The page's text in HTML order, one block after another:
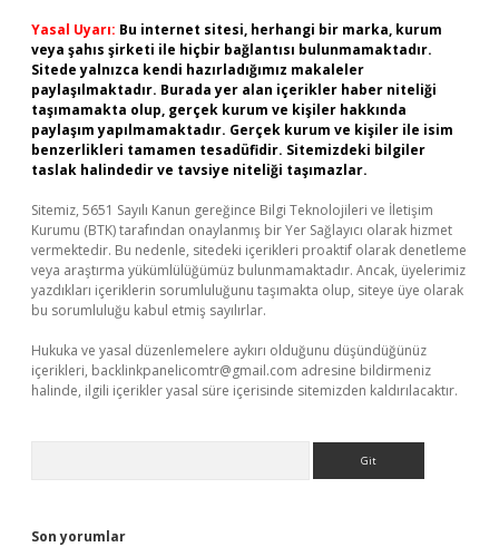
Yasal Uyarı: Bu internet sitesi, herhangi bir marka, kurum
veya şahıs şirketi ile hiçbir bağlantısı bulunmamaktadır.
Sitede yalnızca kendi hazırladığımız makaleler
paylaşılmaktadır. Burada yer alan içerikler haber niteliği
taşımamakta olup, gerçek kurum ve kişiler hakkında
paylaşım yapılmamaktadır. Gerçek kurum ve kişiler ile isim
benzerlikleri tamamen tesadüfidir. Sitemizdeki bilgiler
taslak halindedir ve tavsiye niteliği taşımazlar.
Sitemiz, 5651 Sayılı Kanun gereğince Bilgi Teknolojileri ve İletişim
Kurumu (BTK) tarafından onaylanmış bir Yer Sağlayıcı olarak hizmet
vermektedir. Bu nedenle, sitedeki içerikleri proaktif olarak denetleme
veya araştırma yükümlülüğümüz bulunmamaktadır. Ancak, üyelerimiz
yazdıkları içeriklerin sorumluluğunu taşımakta olup, siteye üye olarak
bu sorumluluğu kabul etmiş sayılırlar.
Hukuka ve yasal düzenlemelere aykırı olduğunu düşündüğünüz
içerikleri, backlinkpanelicomtr@gmail.com adresine bildirmeniz
halinde, ilgili içerikler yasal süre içerisinde sitemizden kaldırılacaktır.
Son yorumlar